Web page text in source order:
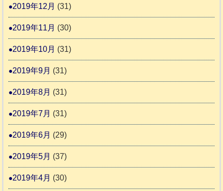
2019年12月 (31)
2019年11月 (30)
2019年10月 (31)
2019年9月 (31)
2019年8月 (31)
2019年7月 (31)
2019年6月 (29)
2019年5月 (37)
2019年4月 (30)